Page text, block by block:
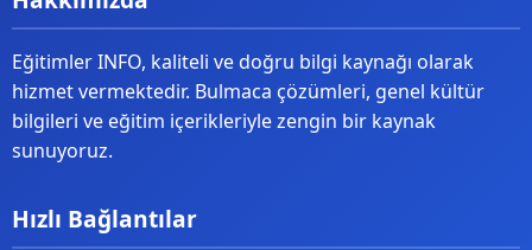
Eğitimler INFO, kaliteli ve doğru bilgi kaynağı olarak
hizmet vermektedir. Bulmaca çözümleri, genel kültür
bilgileri ve eğitim içerikleriyle zengin bir kaynak
sunuyoruz.
Hızlı Bağlantılar